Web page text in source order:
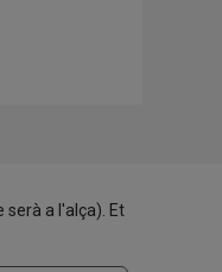
serà a l'alça). Et